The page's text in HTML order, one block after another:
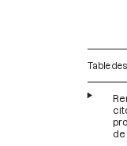
Table
de